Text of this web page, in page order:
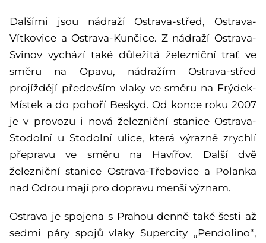
Dalšími jsou nádraží Ostrava-střed, Ostrava-
Vítkovice a Ostrava-Kunčice. Z nádraží Ostrava-
Svinov vychází také důležitá železniční trať ve
směru na Opavu, nádražím Ostrava-střed
projíždějí především vlaky ve směru na Frýdek-
Místek a do pohoří Beskyd. Od konce roku 2007
je v provozu i nová železniční stanice Ostrava-
Stodolní u Stodolní ulice, která výrazně zrychlí
přepravu ve směru na Havířov. Další dvě
železniční stanice Ostrava-Třebovice a Polanka
nad Odrou mají pro dopravu menší význam.
Ostrava je spojena s Prahou denně také šesti až
sedmi páry spojů vlaky Supercity „Pendolino“,